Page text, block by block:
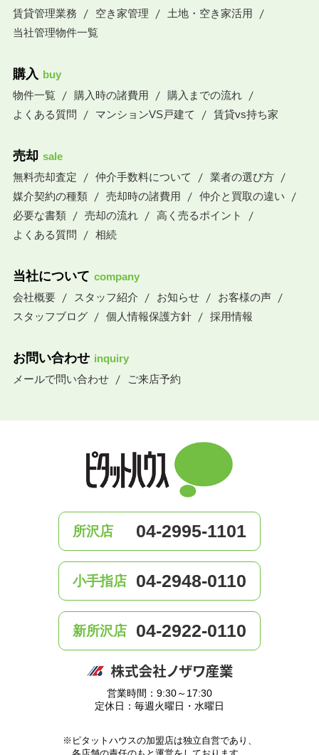
賃貸管理業務
空き家管理
土地・空き家活用
当社管理物件一覧
購入 buy
物件一覧
購入時の諸費用
購入までの流れ
よくある質問
マンションVS戸建て 賃貸vs持ち家
売却 sale
無料売却査定
仲介手数料について
業者の選び方
媒介契約の種類
売却時の諸費用
仲介と買取の違い
必要な書類
売却の流れ
高く売るポイント
よくある質問
相続
当社について company
会社概要
スタッフ紹介 お知らせ
お客様の声
スタッフブログ
個人情報保護方針 採用情報
お問い合わせ inquiry
メールで問い合わせ
ご来店予約
所沢店 04-2995-1101
小手指店 04-2948-0110
新所沢店 04-2922-0110
営業時間：9:30～17:30
定休日：毎週火曜日・水曜日
※ピタットハウスの加盟店は独立自営であり、